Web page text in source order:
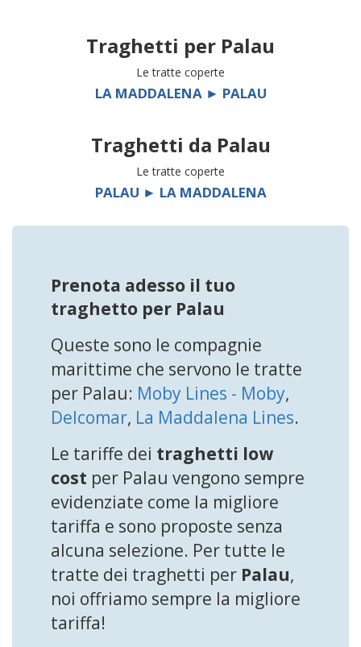
Traghetti per Palau
Le tratte coperte
LA MADDALENA ► PALAU
Traghetti da Palau
Le tratte coperte
PALAU ► LA MADDALENA
Prenota adesso il tuo
traghetto per Palau
Queste sono le compagnie
marittime che servono le tratte
per Palau: Moby Lines - Moby,
Delcomar, La Maddalena Lines.
Le tariffe dei traghetti low
cost per Palau vengono sempre
evidenziate come la migliore
tariffa e sono proposte senza
alcuna selezione. Per tutte le
tratte dei traghetti per Palau,
noi offriamo sempre la migliore
tariffa!